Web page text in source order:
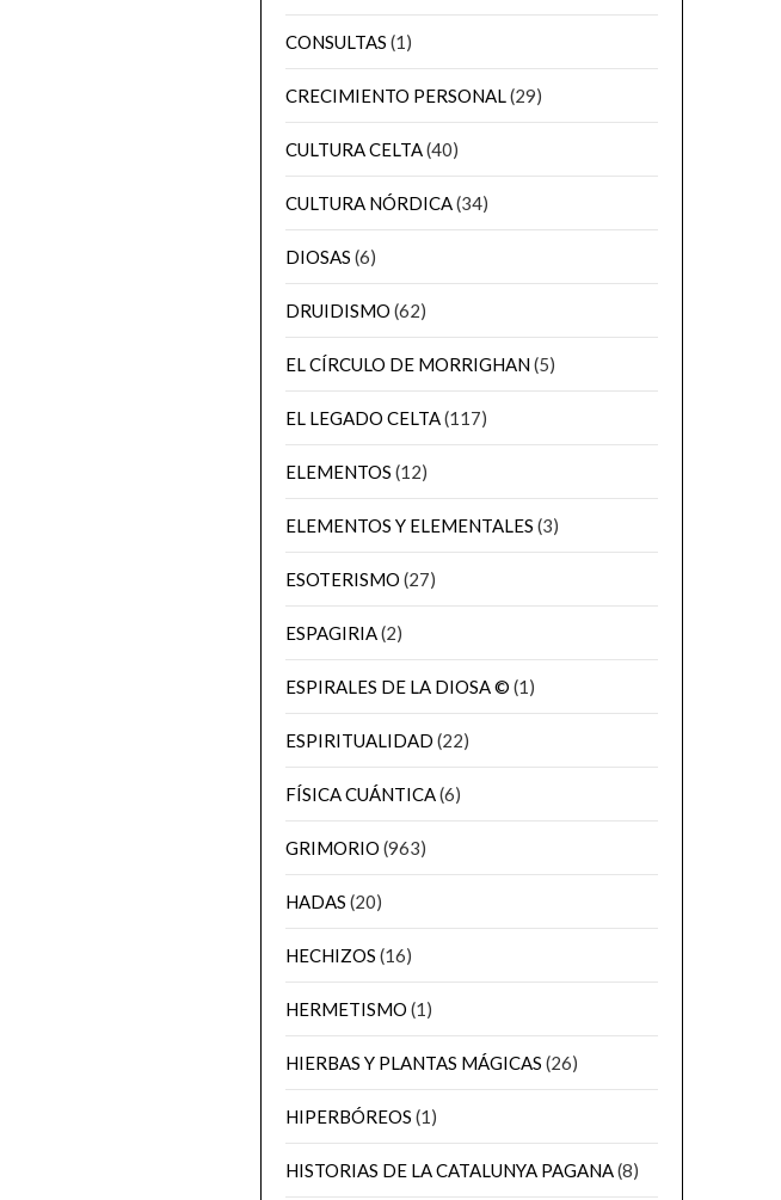
CONSULTAS (1)
CRECIMIENTO PERSONAL(29)
CULTURA CELTA(40)
CULTURA NÓRDICA(34)
DIOSAS (6)
DRUIDISMO (62)
EL CÍRCULO DE MORRIGHAN(5)
EL LEGADO CELTA(117)
ELEMENTOS (12)
ELEMENTOS Y ELEMENTALES (3)
ESOTERISMO (27)
ESPAGIRIA(2)
ESPIRALES DE LA DIOSA © (1)
ESPIRITUALIDAD (22)
FÍSICA CUÁNTICA(6)
GRIMORIO (963)
HADAS (20)
HECHIZOS (16)
HERMETISMO (1)
HIERBAS Y PLANTAS MÁGICAS (26)
HIPERBÓREOS (1)
HISTORIAS DE LA CATALUNYA PAGANA(8)